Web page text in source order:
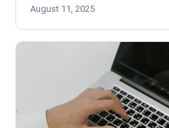
August 11, 2025